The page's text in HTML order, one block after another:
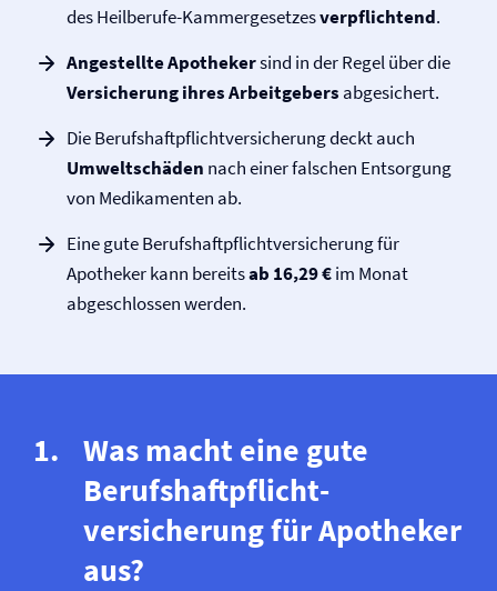
des Heilberufe-Kammergesetzesver­pflichtend.
Angestellte Apothekersind in der Regel über die
Versicherung ihres Arbeitgebers abgesichert.
Die Berufs­haftpflicht­versicherung deckt auch
Umweltschäden nach einer falschen Entsorgung
von Medikamenten ab.
Eine gute Berufs­haftpflicht­versicherung für
Apotheker kann bereitsab 16,29 €im Monat
abgeschlossen werden.
Was macht eine gute
Berufs­haftpflicht­
versicherung für Apotheker
aus?